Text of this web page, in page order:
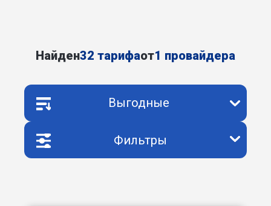
Найден32 тарифаот1 провайдера
Выгодные
Фильтры